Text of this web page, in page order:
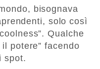
bisognava
solo così
Qualche
potere” facendo
spot.